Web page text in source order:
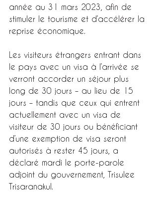
année au 31 mars 2023, afin de
stimuler le tourisme et d’accélérer la
reprise économique.
Les visiteurs étrangers entrant dans
le pays avec un visa à l’arrivée se
verront accorder un séjour plus
long de 30 jours – au lieu de 15
jours – tandis que ceux qui entrent
actuellement avec un visa de
visiteur de 30 jours ou bénéficiant
d’une exemption de visa seront
autorisés à rester 45 jours, a
déclaré mardi le porte-parole
adjoint du gouvernement, Trisulee
Trisaranakul.